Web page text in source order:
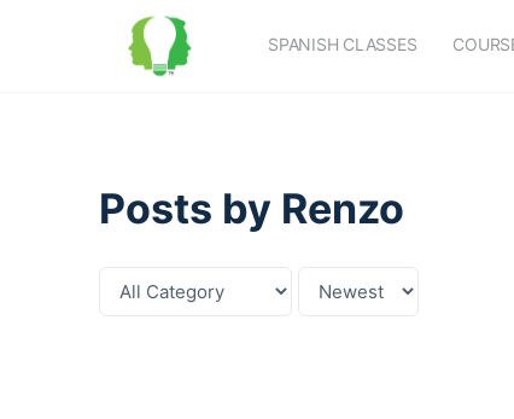
SPANISH CLASSES
Posts by Renzo
Category
Sort
by